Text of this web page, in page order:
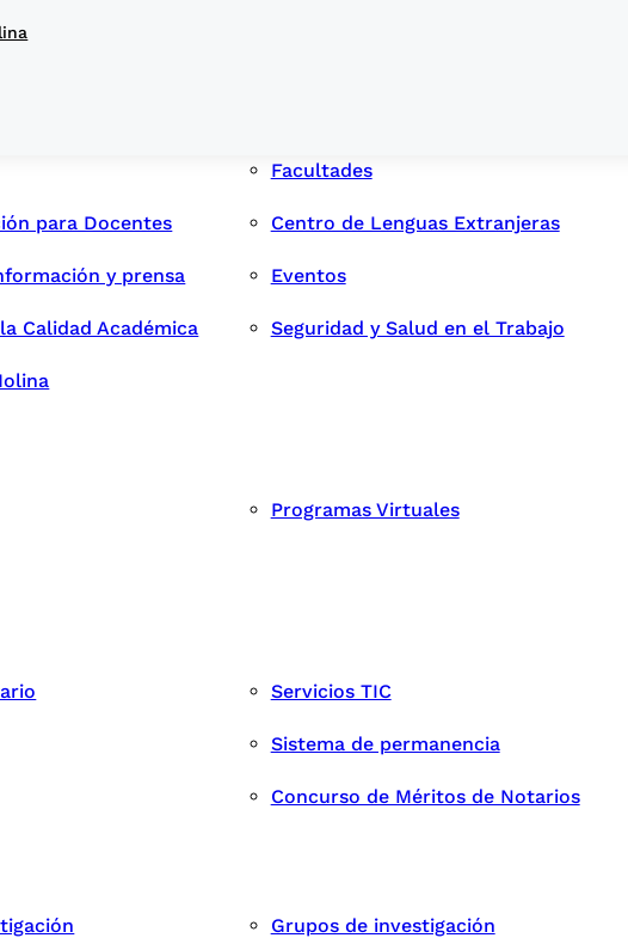
Facultades
para Docentes Centro de Lenguas Extranjeras
y prensa Eventos
Calidad Académica Seguridad y Salud en el Trabajo
Programas Virtuales
Servicios TIC
Sistema de permanencia
Concurso de Méritos de Notarios
Grupos de investigación